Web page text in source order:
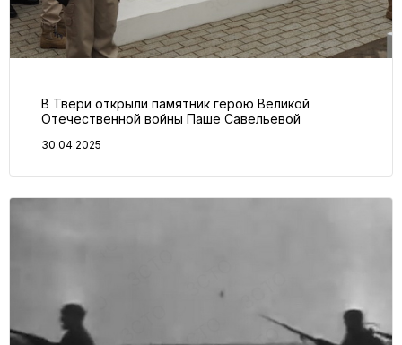
В Твери открыли памятник герою Великой
Отечественной войны Паше Савельевой
30.04.2025